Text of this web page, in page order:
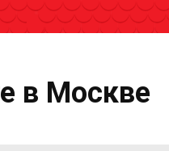
в Москве